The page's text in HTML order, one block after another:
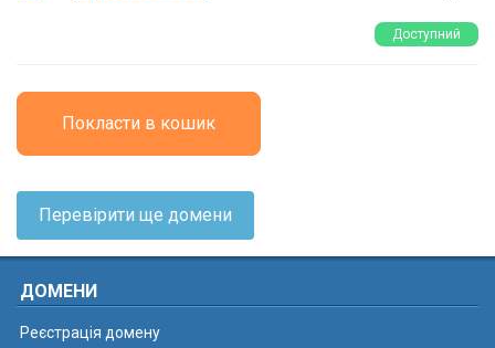
Доступний
Покласти в кошик
Перевірити ще домени
ДОМЕНИ
Реєстрація домену